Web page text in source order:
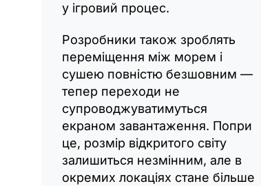
у ігровий процес.
Розробники також зроблять
переміщення між морем і
сушею повністю безшовним —
тепер переходи не
супроводжуватимуться
екраном завантаження. Попри
це, розмір відкритого світу
залишиться незмінним, але в
окремих локаціях стане більше